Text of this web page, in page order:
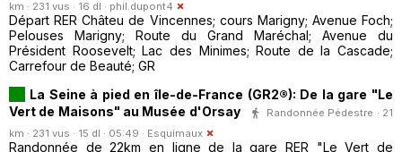
km · 231 vus · 16 dl · phil.dupont4
Départ RER Châteu de Vincennes; cours Marigny; Avenue Foch;
Pelouses Marigny; Route du Grand Maréchal; Avenue du
Président Roosevelt; Lac des Minimes; Route de la Cascade;
Carrefour de Beauté; GR
La Seine à pied en île-de-France (GR2®): De la gare "Le
Vert de Maisons" au Musée d'Orsay
Randonnée Pédestre · 21
km · 231 vus · 15 dl · 05:49 · Esquimaux
Randonnée de 22km en ligne de la gare RER "Le Vert de